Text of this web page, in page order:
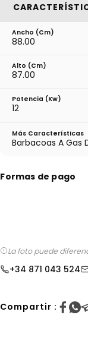
Ancho (cm)
88.00
Alto (cm)
87.00
Potencia (Kw)
12
Más Características
Barbacoas A Gas
Formas de pago
La foto puede
+34 871 043 524
Compartir :